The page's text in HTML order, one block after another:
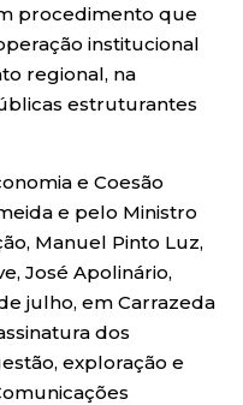
procedimento que
institucional
regional, na
estruturantes
e Coesão
e pelo Ministro
Manuel Pinto Luz,
José Apolinário,
julho, em Carrazeda
dos
exploração e